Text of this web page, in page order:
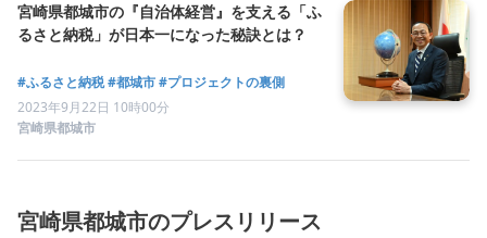
宮崎県都城市の『自治体経営』を支える「ふ
るさと納税」が日本一になった秘訣とは？
#ふるさと納税#都城市#プロジェクトの裏側
2023年9月22日 10時00分
宮崎県都城市
宮崎県都城市のプレスリリース